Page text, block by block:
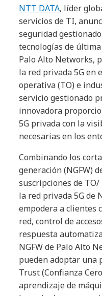
NTT DATA, líder
servicios de TI,
seguridad
tecnologías de
Palo Alto Networks,
la red privada 5G en
operativa (TO) e
servicio gestionado
innovadora
5G privada con la
necesarias en los
Combinando los
generación (NGFW)
suscripciones de
la red privada 5G de
empodera a clientes
red, control de
respuesta
NGFW de Palo Alto
pueden adoptar una
Trust (Confianza
aprendizaje de